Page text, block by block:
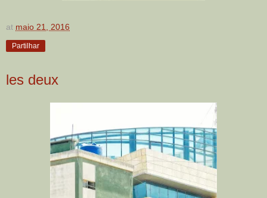
at maio 21, 2016
Partilhar
les deux